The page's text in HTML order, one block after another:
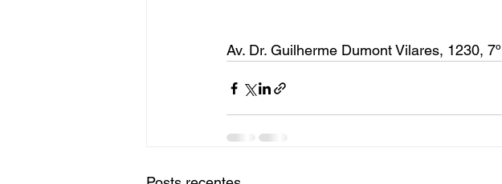
Av. Dr. Guilherme Dumont Vilares, 1230,